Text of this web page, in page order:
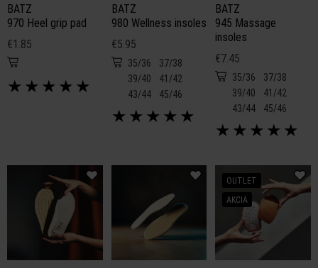
BATZ
970 Heel grip pad
€1.85
★ ★ ★ ★ ★
BATZ
980 Wellness insoles
€5.95
35/36
37/38
39/40
41/42
43/44
45/46
★ ★ ★ ★ ★
BATZ
945 Massage
insoles
€7.45
35/36
37/38
39/40
41/42
43/44
45/46
★ ★ ★ ★ ★
OUTLET
AKCIA